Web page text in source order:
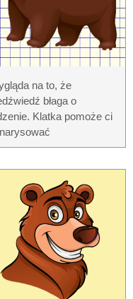
na to, że
błaga o
Klatka pomoże ci